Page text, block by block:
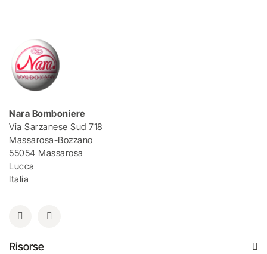
Nara Bomboniere
Via Sarzanese Sud 718
Massarosa-Bozzano
55054 Massarosa
Lucca
Italia
Risorse